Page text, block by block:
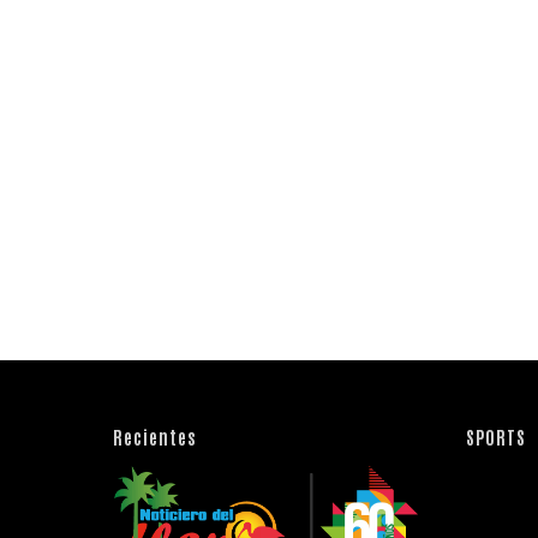
Recientes SPORTS